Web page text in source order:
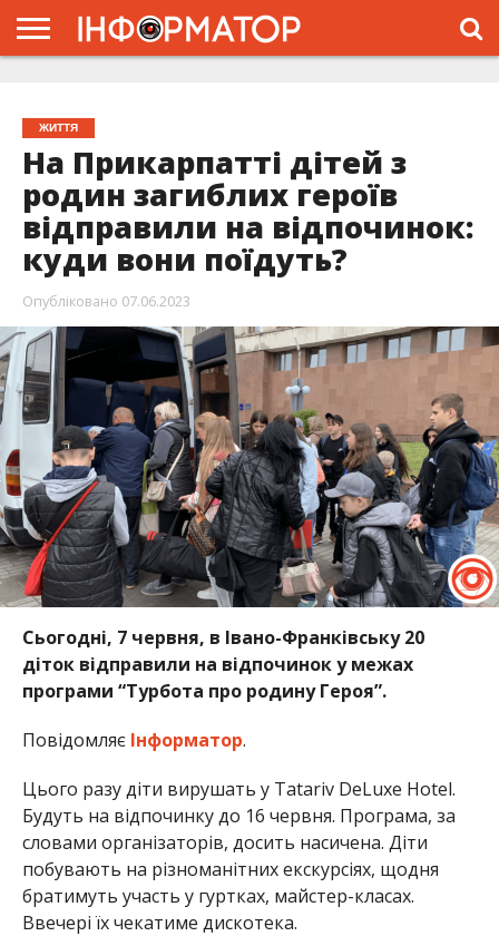
ЖИТТЯ
На Прикарпатті дітей з
родин загиблих героїв
відправили на відпочинок:
куди вони поїдуть?
Опубліковано 07.06.2023
Сьогодні, 7 червня, в Івано-Франківську 20
діток відправили на відпочинок у межах
програми “Турбота про родину Героя”.
Повідомляє Інформатор.
Цього разу діти вирушать у Tatariv DeLuxe Hotel.
Будуть на відпочинку до 16 червня. Програма, за
словами організаторів, досить насичена. Діти
побувають на різноманітних екскурсіях, щодня
братимуть участь у гуртках, майстер-класах.
Ввечері їх чекатиме дискотека.